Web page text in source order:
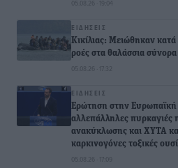
05.08.26 · 19:04
ΕΙΔΉΣΕΙΣ
Κικίλιας: Μειώθηκαν
ροές στα θαλάσσια σύνορα
05.08.26 · 17:32
ΕΙΔΉΣΕΙΣ
Ερώτηση στην Ευρωπαϊκή
αλλεπάλληλες
ανακύκλωσης και ΧΥΤΑ
καρκινογόνες τοξικές
05.08.26 · 17:09